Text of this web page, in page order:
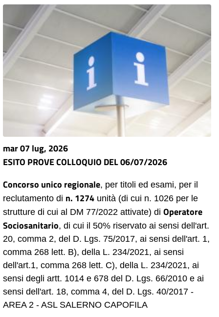
mar 07 lug, 2026
ESITO PROVE COLLOQUIO DEL 06/07/2026
Concorso unico regionale, per titoli ed esami, per il
reclutamento di n. 1274 unità (di cui n. 1026 per le
strutture di cui al DM 77/2022 attivate) di Operatore
Sociosanitario, di cui il 50% riservato ai sensi dell'art.
20, comma 2, del D. Lgs. 75/2017, ai sensi dell'art. 1,
comma 268 lett. B), della L. 234/2021, ai sensi
dell'art.1, comma 268 lett. C), della L. 234/2021, ai
sensi degli artt. 1014 e 678 del D. Lgs. 66/2010 e ai
sensi dell'art. 18, comma 4, del D. Lgs. 40/2017 -
AREA 2 - ASL SALERNO CAPOFILA